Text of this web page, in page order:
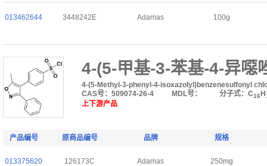
013462644 3448242E Adamas 100g
4-(5-甲基-3-苯基-4-异噁
4-(5-Methyl-3-phenyl-4-isoxazolyl)benzenesulfonyl
CAS号：509074-26-4
MDL号： 分子式：C16 H
上下游产品
产品编号 原商品编号 品牌 规格
013375620 126173C Adamas 250mg